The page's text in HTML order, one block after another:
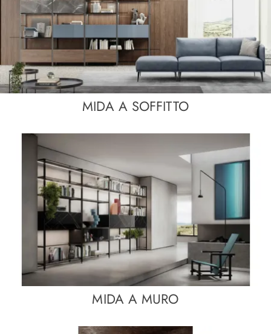
MIDA A SOFFITTO
MIDA A MURO